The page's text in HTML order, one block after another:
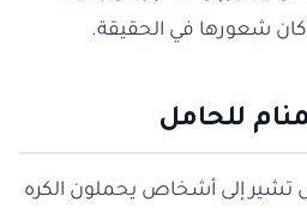
كان شعورها في الحقيقة.
للحامل
تشير إلى أشخاص يحملون الكره